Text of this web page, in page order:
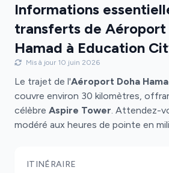
Informations
transferts de Aéroport
Hamad à Education
Mis à jour 10 juin 2026
Le trajet de l'Aéroport Doha
couvre environ 30 kilomètres,
célèbre Aspire Tower. Attendez-
modéré aux heures de pointe en
ITINÉRAIRE